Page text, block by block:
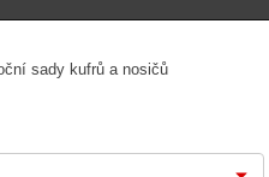
sady kufrů a nosičů